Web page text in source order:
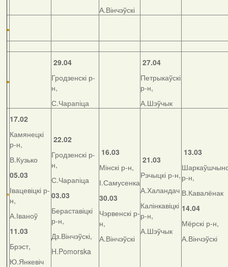
А.Вінчэўскі
29.04
Гродзенскі р-
н,
С.Чарапіца
27.04
Петрыкаўскі
р-н,
А.Шэўчык
17.02
Камянецкі
р-н,
В.Кузько
05.03
Івацевіцкі р-
н,
А.Іваноў
11.03
Брэст,
Ю.Янкевіч
22.02
Гродзенскі р-
н,
С.Чарапіца
03.03
Бераставіцкі
р-н,
Дз.Вінчэўскі,
H.Pomorska
16.03
Мінскі р-н,
І.Самусенка
30.03
Чэрвенскі р-
н,
А.Вінчэўскі
21.03
Рэчыцкі р-н,
А.Халандач
Калінкавіцкі
р-н,
А.Шэўчык
13.03
р-н,
В.Кавалёнак
14.04
Мёрскі р-н,
А.Вінчэўскі